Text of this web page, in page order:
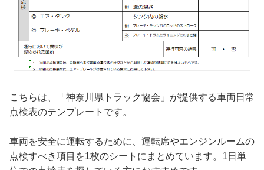
こちらは、「神奈川県トラック協会」が提供する車両日常
点検表のテンプレートです。
車両を安全に運転するために、運転席やエンジンルームの
点検すべき項目を1枚のシートにまとめています。1日単